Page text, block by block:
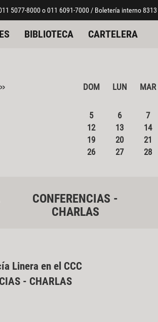
5077-8000 o 011 6091-7000 / Boletería interno
BIBLIOTECA CARTELERA
» DOM LUN MAR
5
6 7
12
13 14
19
20 21
26
27 28
CONFERENCIAS -
CHARLAS
Linera en el CCC
- CHARLAS